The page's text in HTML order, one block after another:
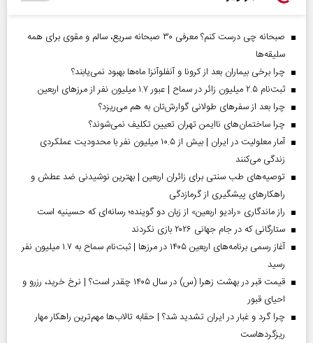
صبحانه چی درست کنم؟ معرفی ۳۰ صبحانه سریع، سالم و مقوی برای همه
سلیقه‌ها
چرا برخی بیماران بعد از کرونا و آنفلوآنزا ماه‌ها بهبود نمی‌یابند؟
ثبت‌نام ۲.۵ میلیون زائر در سماح | عبور ۱.۷ میلیون نفر از مرز‌های اربعین
چرا بعد از سفرهای طولانی گوارش‌تان به هم می‌ریزد؟
چرا ساختمان‌های ناایمن تهران تعیین تکلیف نمی‌شوند؟
آمار معلولیت در ایران | بیش از ۱۰.۵ میلیون نفر با محدودیت عملکردی
زندگی می‌کنند
توصیه‌های طب سنتی برای زائران اربعین | بهترین نوشیدنی ضد عطش و
راهکارهای پیشگیری از گرمازدگی
راز ماندگاری «رادیو اربعین» از زبان دو گوینده؛ رسانه‌ای که حسینیه است
ستارگانی که در جام جهانی ۲۰۲۶ بازی نکردند
آغاز رسمی برنامه‌های اربعین ۱۴۰۵ در مرز‌ها | ثبت‌نام سماح به ۱.۷ میلیون نفر
رسید
قیمت قبر در بهشت زهرا (س) در سال ۱۴۰۵ چقدر است؟ | نرخ خرید، رزرو و
احیای قبور
چرا گرد و غبار در ایران تشدید شد؟ | حقابه تالاب‌ها مهم‌ترین راهکار مهار
ریزگردهاست